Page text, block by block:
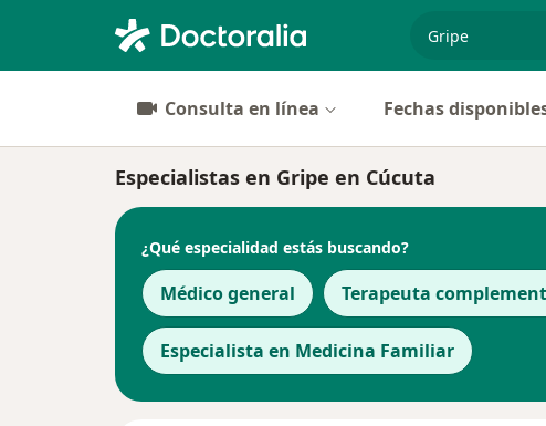
especialidad,
Consulta en línea Fechas
Especialistas en Gripe en Cúcuta
¿Qué especialidad estás buscando?
Médico general Terapeuta
Especialista en Medicina Familiar